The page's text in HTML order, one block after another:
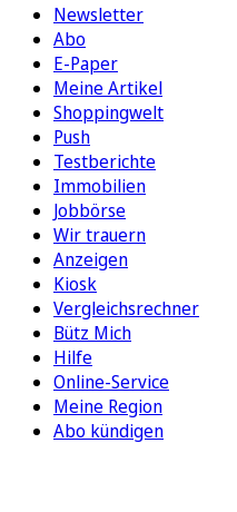
Newsletter
Abo
E-Paper
Meine Artikel
Shoppingwelt
Push
Testberichte
Immobilien
Jobbörse
Wir trauern
Anzeigen
Kiosk
Vergleichsrechner
Bütz Mich
Hilfe
Online-Service
Meine Region
Abo kündigen